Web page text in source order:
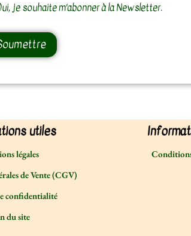
je souhaite m'abonner à la Newsletter.
utiles
légales
de Vente (CGV)
confidentialité
du site